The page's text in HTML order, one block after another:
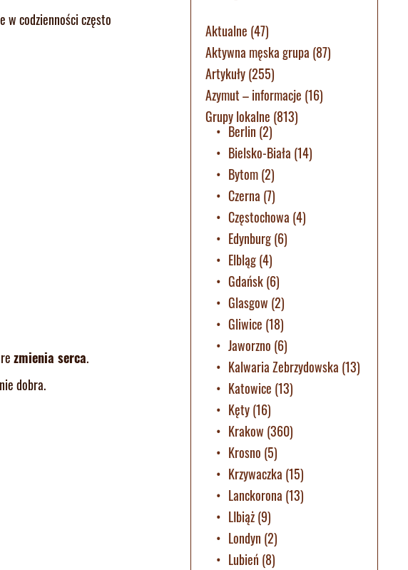
w codzienności często
zmienia serca.
dobra.
Aktualne (47)
Aktywna męska grupa (87)
Artykuły(255)
Azymut – informacje (16)
Grupy lokalne (813)
Berlin (2)
Bielsko-Biała (14)
Bytom(2)
Czerna (7)
Częstochowa (4)
Edynburg(6)
Elbląg(4)
Gdańsk(6)
Glasgow (2)
Gliwice (18)
Jaworzno (6)
Kalwaria Zebrzydowska (13)
Katowice (13)
Kęty(16)
Krakow (360)
Krosno (5)
Krzywaczka (15)
Lanckorona (13)
LIbiąż(9)
Londyn (2)
Lubień (8)